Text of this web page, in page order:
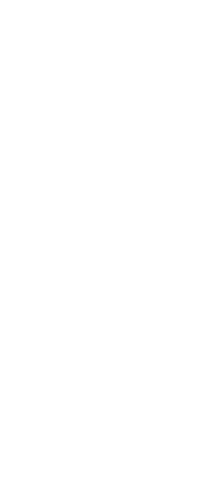
и поможет вашей одежде
устройство.